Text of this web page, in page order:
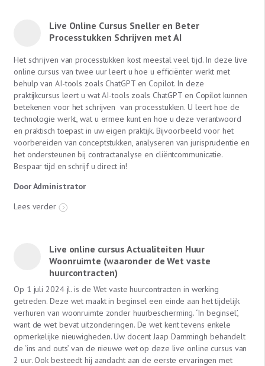
Live Online Cursus Sneller en Beter
Processtukken Schrijven met AI
Het schrijven van processtukken kost meestal veel tijd. In deze live
online cursus van twee uur leert u hoe u efficiënter werkt met
behulp van AI-tools zoals ChatGPT en Copilot. In deze
praktijkcursus leert u wat AI-tools zoals ChatGPT en Copilot kunnen
betekenen voor het schrijven van processtukken. U leert hoe de
technologie werkt, wat u ermee kunt en hoe u deze verantwoord
en praktisch toepast in uw eigen praktijk. Bijvoorbeeld voor het
voorbereiden van conceptstukken, analyseren van jurisprudentie en
het ondersteunen bij contractanalyse en cliëntcommunicatie.
Bespaar tijd en schrijf u direct in!
Door Administrator
Lees verder
Live online cursus Actualiteiten Huur
Woonruimte (waaronder de Wet vaste
huurcontracten)
Op 1 juli 2024 jl. is de Wet vaste huurcontracten in werking
getreden. Deze wet maakt in beginsel een einde aan het tijdelijk
verhuren van woonruimte zonder huurbescherming. ‘In beginsel’,
want de wet bevat uitzonderingen. De wet kent tevens enkele
opmerkelijke nieuwigheden. Uw docent Jaap Dammingh behandelt
de ‘ins and outs’ van de nieuwe wet op deze live online cursus van
2 uur. Ook besteedt hij aandacht aan de eerste ervaringen met